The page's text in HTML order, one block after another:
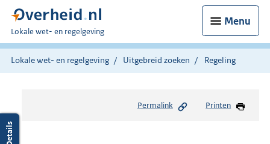
Menu
U
bent
hier:
Lokale wet- en regelgeving
Lokale wet- en regelgeving Uitgebreid zoeken Regeling
Permalink Printen